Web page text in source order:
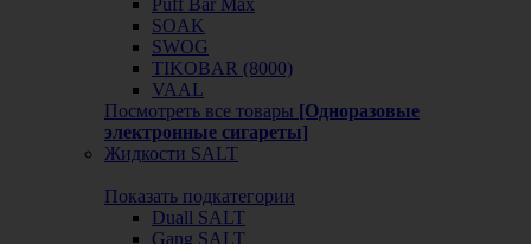
SOAK
SWOG
TIKOBAR (8000)
VAAL
Посмотреть все товары [Одноразовые
электронные сигареты]
Жидкости SALT
Показать подкатегории
Duall SALT
Gang SALT